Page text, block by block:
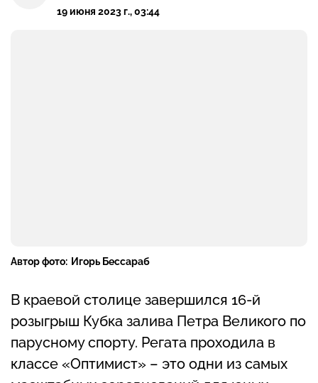
19 июня 2023 г., 03:44
Автор фото: Игорь Бессараб
В краевой столице завершился 16-й
розыгрыш Кубка залива Петра Великого по
парусному спорту. Регата проходила в
классе «Оптимист» – это одни из самых